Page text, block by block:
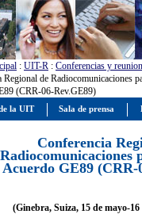
: UIT-R : Conferencias y
Regional de Radiocomunicaciones
(CRR-06-Rev.GE89)
Conferencia
Radiocomunicaciones
Acuerdo GE89 (CRR-
(Ginebra, Suiza, 15 de mayo-
la UIT Sala de prensa